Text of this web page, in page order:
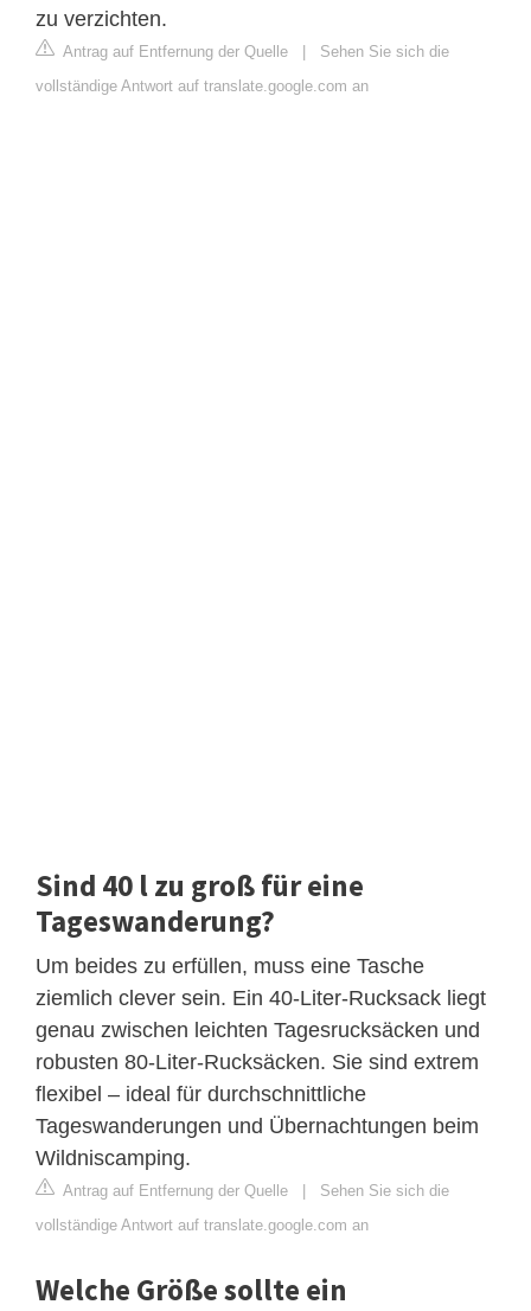
zu verzichten.
Antrag auf Entfernung der Quelle | Sehen Sie sich die
vollständige Antwort auf translate.google.com an
Sind 40 l zu groß für eine
Tageswanderung?
Um beides zu erfüllen, muss eine Tasche
ziemlich clever sein. Ein 40-Liter-Rucksack liegt
genau zwischen leichten Tagesrucksäcken und
robusten 80-Liter-Rucksäcken. Sie sind extrem
flexibel – ideal für durchschnittliche
Tageswanderungen und Übernachtungen beim
Wildniscamping.
Antrag auf Entfernung der Quelle | Sehen Sie sich die
vollständige Antwort auf translate.google.com an
Welche Größe sollte ein